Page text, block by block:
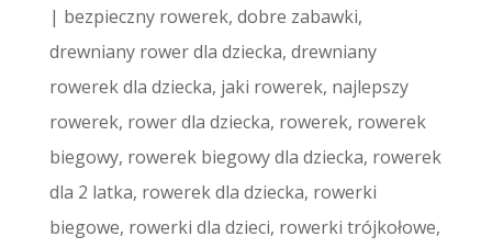
| bezpieczny rowerek, dobre zabawki,
drewniany rower dla dziecka, drewniany
rowerek dla dziecka, jaki rowerek, najlepszy
rowerek, rower dla dziecka, rowerek, rowerek
biegowy, rowerek biegowy dla dziecka, rowerek
dla 2 latka, rowerek dla dziecka, rowerki
biegowe, rowerki dla dzieci, rowerki trójkołowe,